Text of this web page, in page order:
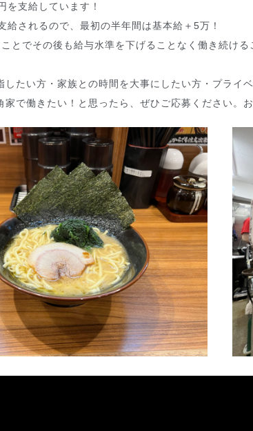
を支給しています！
給されるので、最初の半年間は基本給＋5万！
とでその後も給与水準を下げることなく働き続ける
したい方・家族との時間を大事にしたい方・プライ
家で働きたい！と思ったら、ぜひご応募ください。